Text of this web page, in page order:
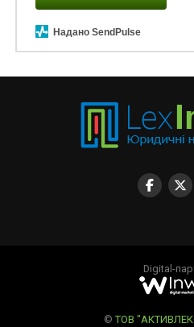
Надано SendPulse
Digital-
© ТОВ